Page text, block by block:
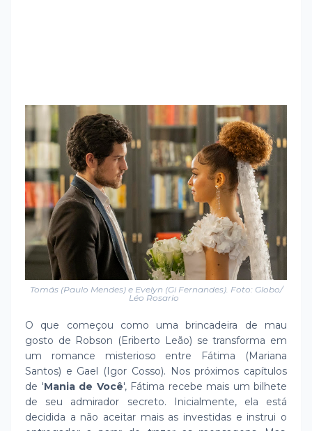
Tomás (Paulo Mendes) e Evelyn (Gi Fernandes). Foto: Globo/
Léo Rosario
O que começou como uma brincadeira de mau
gosto de Robson (Eriberto Leão) se transforma em
um romance misterioso entre Fátima (Mariana
Santos) e Gael (Igor Cosso). Nos próximos capítulos
de 'Mania de Você', Fátima recebe mais um bilhete
de seu admirador secreto. Inicialmente, ela está
decidida a não aceitar mais as investidas e instrui o